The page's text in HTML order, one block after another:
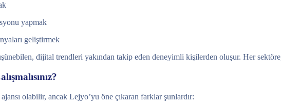
yapmak
geliştirmek
dijital trendleri yakından takip eden deneyimli kişilerden oluşur. Her
olabilir, ancak Lejyo’yu öne çıkaran farklar şunlardır: